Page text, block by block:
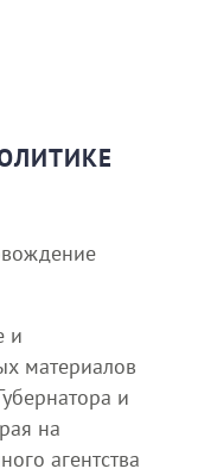
и
материалов
и
на
агентства